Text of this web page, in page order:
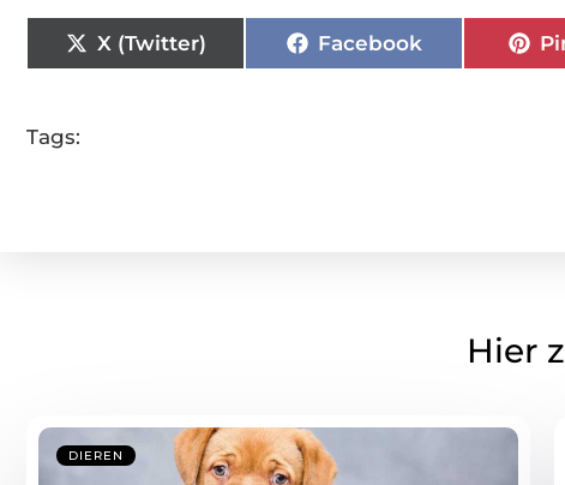
X (Twitter) Facebook
Tags:
Hier
DIEREN